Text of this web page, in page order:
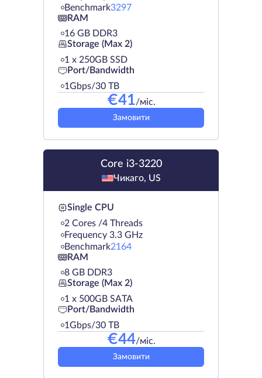
Benchmark3297
RAM
16 GB DDR3
Storage (Max 2)
1 х 250GB SSD
Port/Bandwidth
1Gbps/30 TB
€41/міс.
Замовити
Core i3-3220
Чикаго, US
Single CPU
2 Cores /4 Threads
Frequency 3.3 GHz
Benchmark2164
RAM
8 GB DDR3
Storage (Max 2)
1 х 500GB SATA
Port/Bandwidth
1Gbps/30 TB
€44/міс.
Замовити